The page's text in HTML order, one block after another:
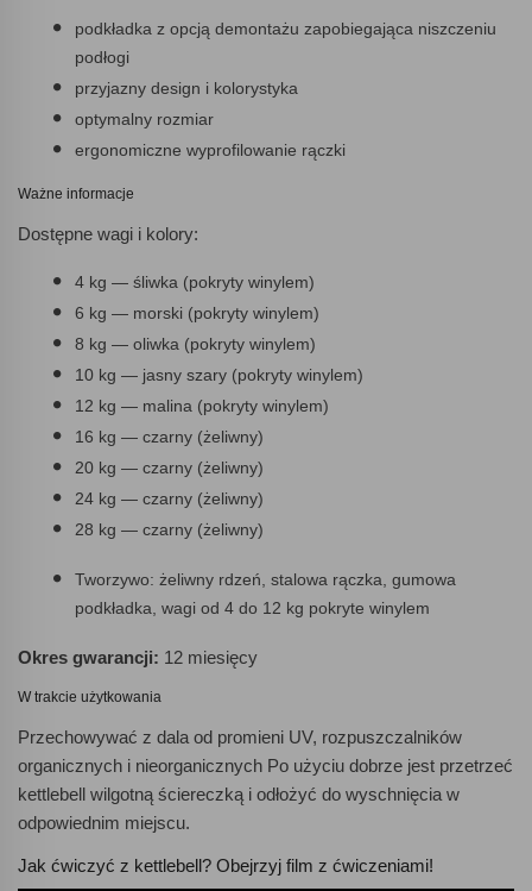
podkładka z opcją demontażu zapobiegająca niszczeniu
podłogi
przyjazny design i kolorystyka
optymalny rozmiar
ergonomiczne wyprofilowanie rączki
Ważne informacje
Dostępne wagi i kolory:
4 kg — śliwka (pokryty winylem)
6 kg — morski (pokryty winylem)
8 kg — oliwka (pokryty winylem)
10 kg — jasny szary (pokryty winylem)
12 kg — malina (pokryty winylem)
16 kg — czarny (żeliwny)
20 kg — czarny (żeliwny)
24 kg — czarny (żeliwny)
28 kg — czarny (żeliwny)
Tworzywo: żeliwny rdzeń, stalowa rączka, gumowa
podkładka, wagi od 4 do 12 kg pokryte winylem
Okres gwarancji: 12 miesięcy
W trakcie użytkowania
Przechowywać z dala od promieni UV, rozpuszczalników
organicznych i nieorganicznych Po użyciu dobrze jest przetrzeć
kettlebell wilgotną ściereczką i odłożyć do wyschnięcia w
odpowiednim miejscu.
Jak ćwiczyć z kettlebell? Obejrzyj film z ćwiczeniami!